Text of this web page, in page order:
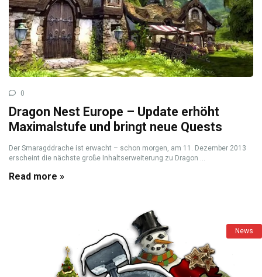
0
Dragon Nest Europe – Update erhöht
Maximalstufe und bringt neue Quests
Der Smaragddrache ist erwacht – schon morgen, am 11. Dezember 2013
erscheint die nächste große Inhaltserweiterung zu Dragon ...
Read more »
News